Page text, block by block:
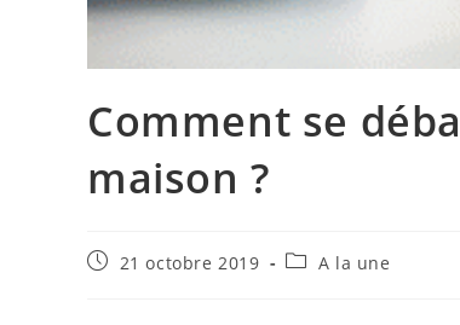
Comment se
maison ?
Publication
21 octobre 2019
PostA la une